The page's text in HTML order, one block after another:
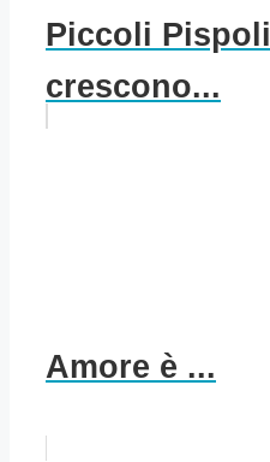
Piccoli Pispoli
crescono...
Amore è ...